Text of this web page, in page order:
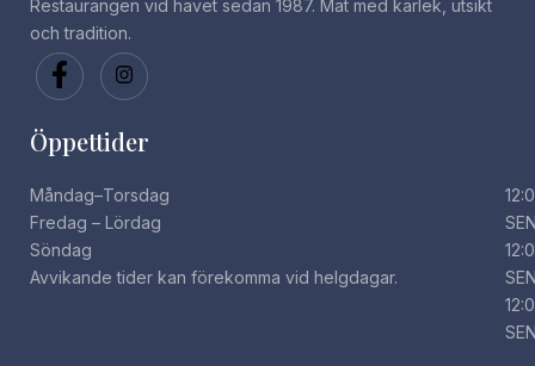
Restaurangen vid havet sedan 1987. Mat med kärlek, utsikt
och tradition.
Öppettider
Måndag–Torsdag
Fredag – Lördag
Söndag
Avvikande tider kan förekomma vid helgdagar.